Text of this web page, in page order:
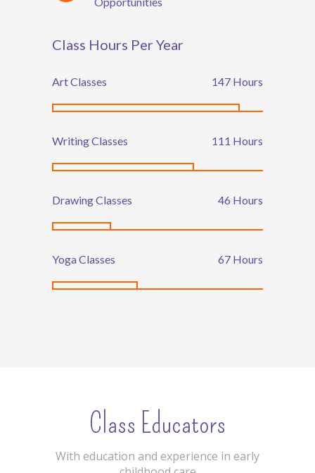
Class Hours Per Year
Art Classes 164 Hours
Writing Classes 124 Hours
Drawing Classes 52 Hours
Yoga Classes 75 Hours
Class Educators
With education and experience in early